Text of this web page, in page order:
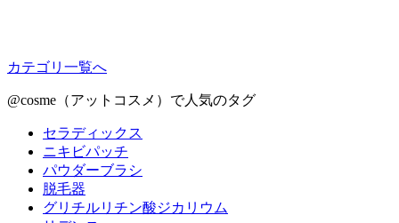
カテゴリ一覧へ
@cosme（アットコスメ）で人気のタグ
セラディックス
ニキビパッチ
パウダーブラシ
脱毛器
グリチルリチン酸ジカリウム